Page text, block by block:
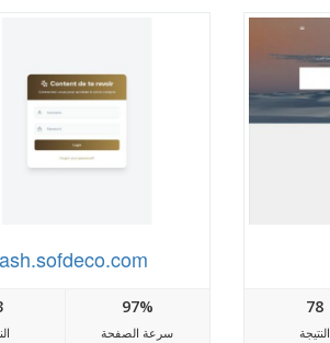
78
النتيجة
97%
سرعة الصفحة